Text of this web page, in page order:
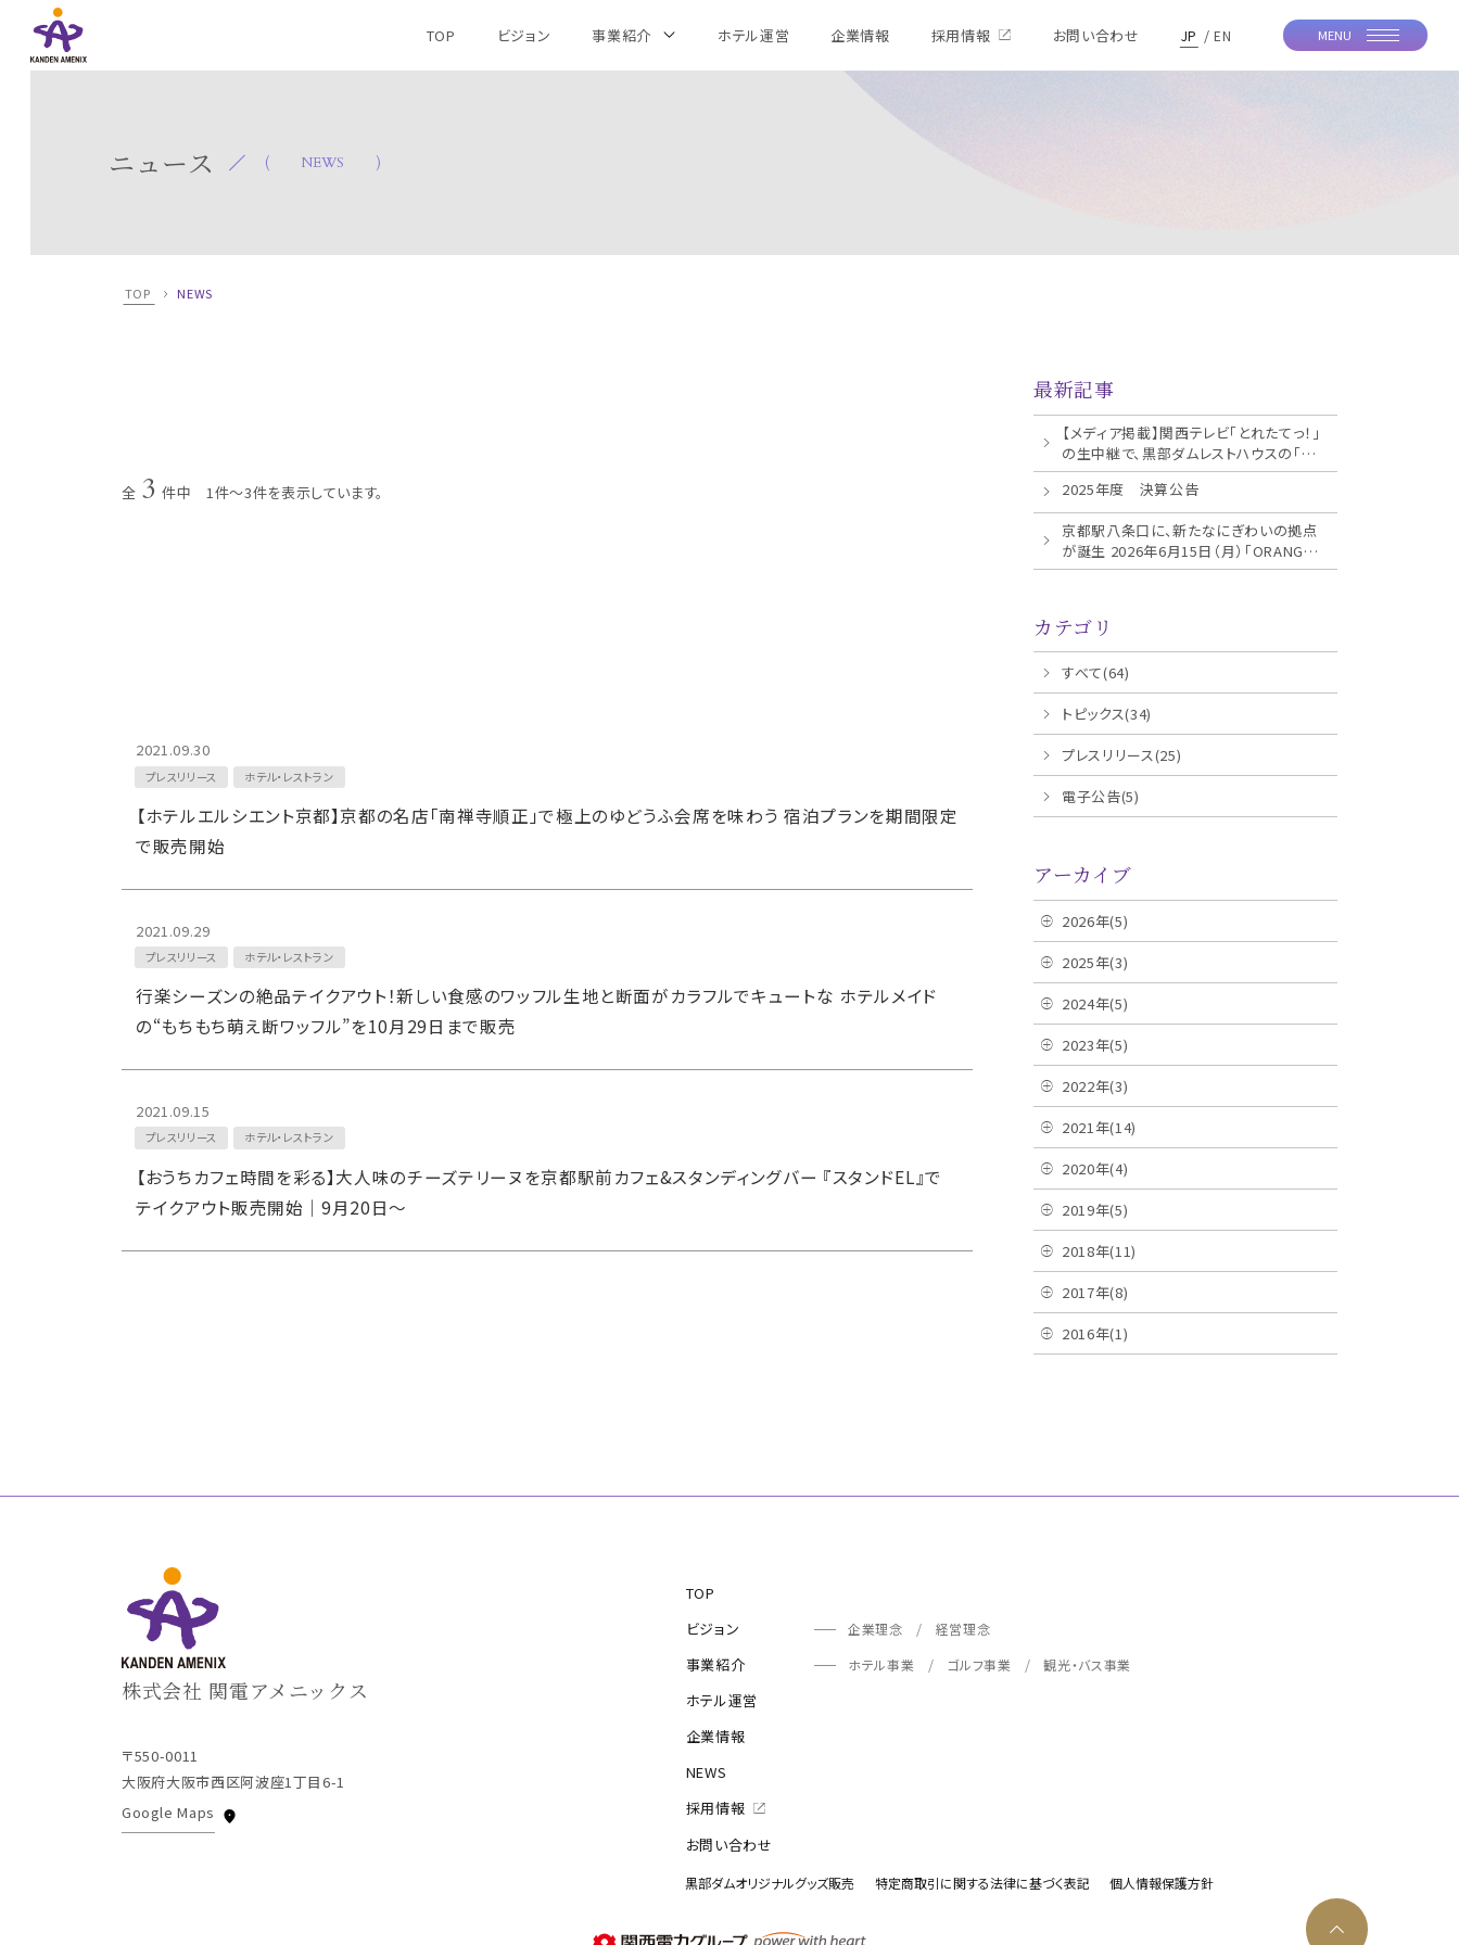
TOP ビジョン 事業紹介 ホテル運営 企業情報 採用情報 お問い合わせ JP EN MENU
ニュース NEWS
TOP NEWS
全 3 件中 1件～3件を表示しています。
2021.09.30
プレスリリース ホテル・レストラン
【ホテルエルシエント京都】京都の名店「南禅寺順正」で極上のゆどうふ会席を味わう 宿泊プランを期間限定
で販売開始
2021.09.29
プレスリリース ホテル・レストラン
行楽シーズンの絶品テイクアウト！新しい食感のワッフル生地と断面がカラフルでキュートな ホテルメイド
の“もちもち萌え断ワッフル”を10月29日まで販売
2021.09.15
プレスリリース ホテル・レストラン
【おうちカフェ時間を彩る】大人味のチーズテリーヌを京都駅前カフェ&スタンディングバー 『スタンドEL』で
テイクアウト販売開始｜9月20日～
最新記事
【メディア掲載】関西テレビ「とれたてっ！」
の生中継で、黒部ダムレストハウスの「ス
イ...
2025年度 決算公告
京都駅八条口に、新たなにぎわいの拠点
が誕生 2026年6月15日（月）「ORANGE
TERRACE KYOT...
カテゴリ
すべて(64)
トピックス(34)
プレスリリース(25)
電子公告(5)
アーカイブ
2026年(5)
2025年(3)
2024年(5)
2023年(5)
2022年(3)
2021年(14)
2020年(4)
2019年(5)
2018年(11)
2017年(8)
2016年(1)
株式会社 関電アメニックス
〒550-0011
大阪府大阪市西区阿波座1丁目6-1
Google Maps
TOP
ビジョン
企業理念 経営理念
事業紹介 ホテル事業 ゴルフ事業 観光・バス事業
ホテル運営
企業情報
NEWS
採用情報
お問い合わせ
黒部ダムオリジナルグッズ販売 特定商取引に関する法律に基づく表記 個人情報保護方針